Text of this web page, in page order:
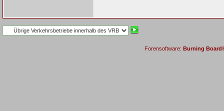
Forensoftware: Burning